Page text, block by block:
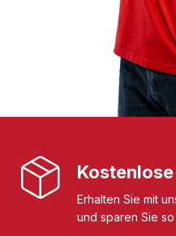
Erhalten Sie mit
und sparen Sie